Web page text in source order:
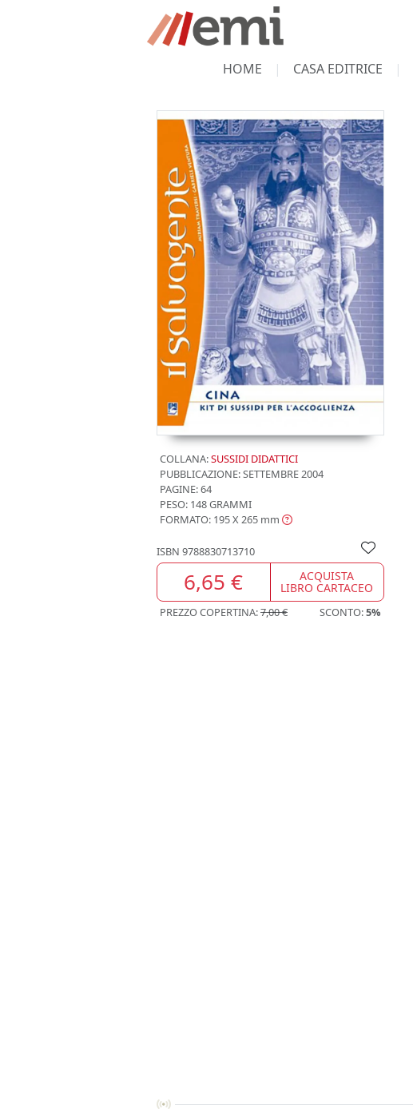
HOME CASA EDITRICE
COLLANA:SUSSIDI DIDATTICI
PUBBLICAZIONE:SETTEMBRE 2004
PAGINE: 64
PESO: 148 GRAMMI
FORMATO: 195 X 265 mm
ISBN 9788830713710
6,65 € ACQUISTA
LIBRO CARTACEO
PREZZO COPERTINA:7,00 € SCONTO:5%